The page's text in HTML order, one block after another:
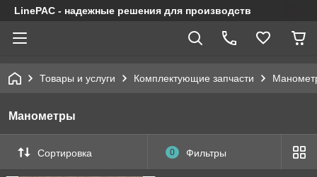
LinePAC - надежные решения для производств
Товары и услуги Комплектующие запчасти
Манометры
Сортировка 0 Фильтры